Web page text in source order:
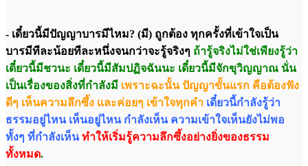
- เดี๋ยวนี้มีปัญญาบารมีไหม? (มี) ถูกต้อง ทุกครั้งที่เข้าใจเป็น
บารมีทีละน้อยทีละหนึ่งจนกว่าจะรู้จริงๆ ถ้ารู้จริงไม่ใช่เพียงรู้ว่า
เดี๋ยวนี้มีชวนะ เดี๋ยวนี้มีสัมปฏิจฉันนะ เดี๋ยวนี้มีจักขุวิญญาณ นั่น
เป็นเรื่องของสิ่งที่กำลังมี เพราะฉะนั้น ปัญญาขั้นแรก คือต้องฟัง
ดีๆ เห็นความลึกซึ้ง และค่อยๆ เข้าใจทุกคำ เดี๋ยวนี้กำลังรู้ว่า
ธรรมอยู่ไหน เห็นอยู่ไหน กำลังเห็น ความเข้าใจเห็นยังไม่พอ
ทั้งๆ ที่กำลังเห็น ทำให้เริ่มรู้ความลึกซึ้งอย่างยิ่งของธรรม
ทั้งหมด.